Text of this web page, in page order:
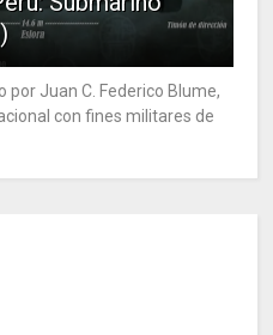
por Juan C. Federico Blume,
con fines militares de